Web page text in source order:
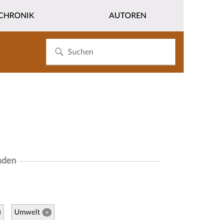
AUTOREN
Umwelt ×